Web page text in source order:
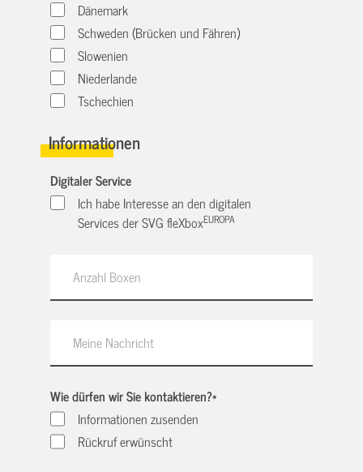
Dänemark
Schweden (Brücken und Fähren)
Slowenien
Niederlande
Tschechien
Informationen
Digitaler Service
Ich habe Interesse an den digitalen
Services der SVG fleXboxEUROPA
Wie dürfen wir Sie kontaktieren?*
Informationen zusenden
Rückruf erwünscht